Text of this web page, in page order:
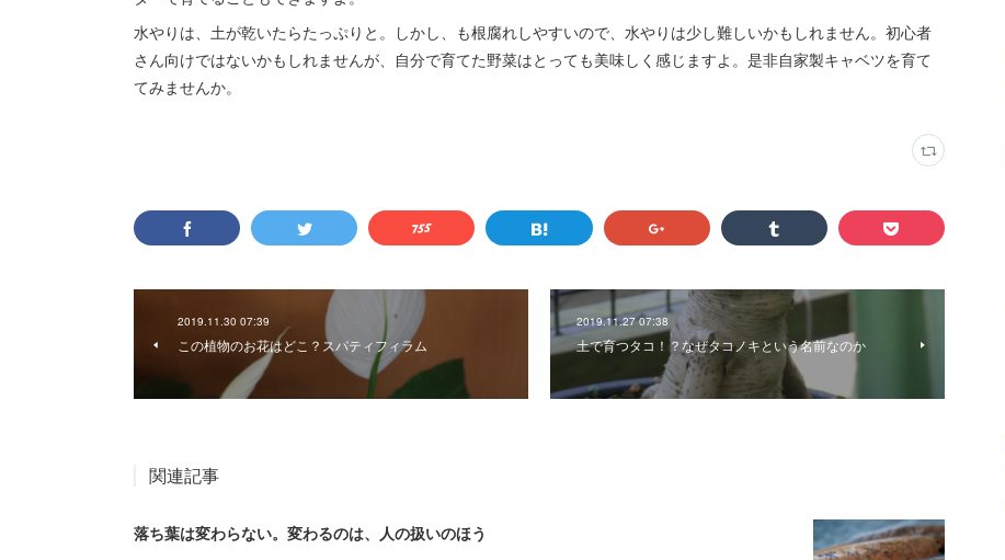
水やりは、土が乾いたらたっぷりと。しかし、も根腐れしやすいので、水やりは少し難しいかもしれません。初心者
さん向けではないかもしれませんが、自分で育てた野菜はとっても美味しく感じますよ。是非自家製キャベツを育て
てみませんか。
2019.11.30 07:39
この植物のお花はどこ？スパティフィラム
2019.11.27 07:38
土で育つタコ！？なぜタコノキという名前なのか
関連記事
落ち葉は変わらない。変わるのは、人の扱いのほう